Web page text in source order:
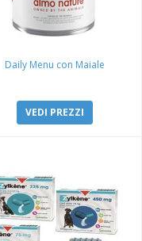
Daily Menu con Maiale
VEDI PREZZI